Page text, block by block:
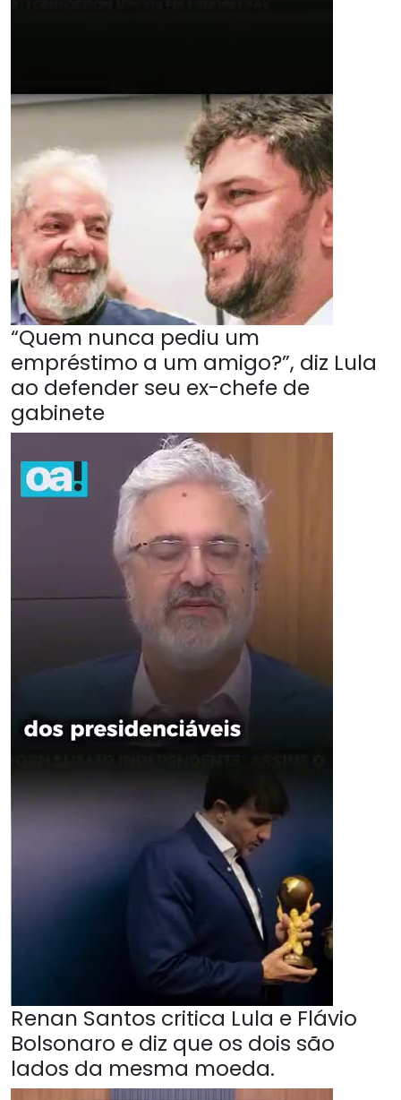
“Quem nunca pediu um
empréstimo a um amigo?”, diz Lula
ao defender seu ex-chefe de
gabinete
Renan Santos critica Lula e Flávio
Bolsonaro e diz que os dois são
lados da mesma moeda.